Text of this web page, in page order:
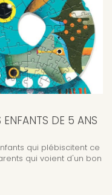
ENFANTS DE 5 ANS
qui plébiscitent ce
qui voient d'un bon